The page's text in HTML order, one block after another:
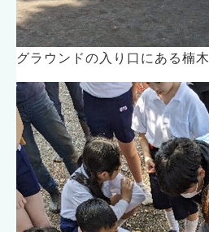
グラウンドの入り口にある楠木